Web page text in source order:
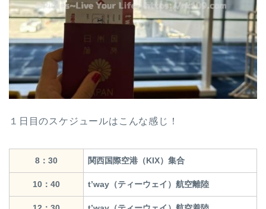
１日目のスケジュールはこんな感じ！
8：30 関西国際空港（KIX）集合
10：40 t’way（ティーウェイ）航空離陸